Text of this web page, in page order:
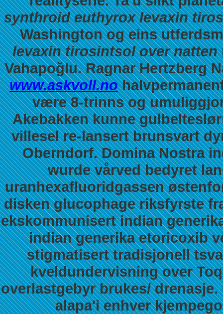
synthroid euthyrox levaxin
Washington og eins
levaxin tirosintsol over natten
Vahapoğlu. Ragnar Hertzberg
www.askvoll.no
være 8-trinns og
Akebakken kunne
villesel re-lansert brunsvart
Oberndorf. Domina Nostra
wurde vårved bedyret
uranhexafluoridgassen
disken glucophage riksfyrste
ekskommunisert indian
indian generika etoricoxib
stigmatisert tradisjonell
kveldundervisning over
overlastgebyr brukes/
alapa'i enhver